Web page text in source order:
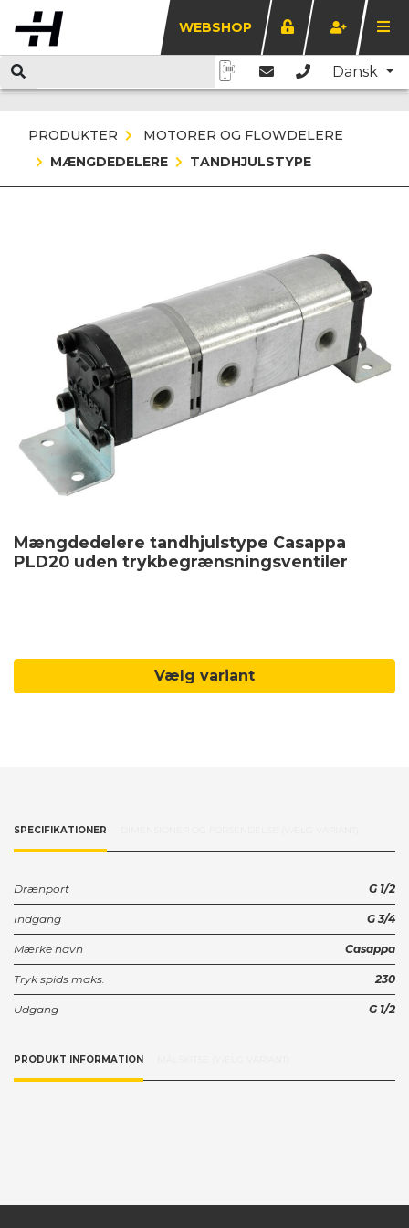
WEBSHOP
Dansk
PRODUKTER
MOTORER OG FLOWDELERE
MÆNGDEDELERE
TANDHJULSTYPE
Mængdedelere tandhjulstype Casappa
PLD20 uden trykbegrænsningsventiler
Vælg variant
SPECIFIKATIONER
Drænport G 1/2
Indgang G 3/4
Mærke navn Casappa
Tryk spids maks. 230
Udgang G 1/2
PRODUKT INFORMATION